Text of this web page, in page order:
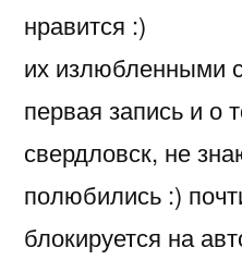
нравится :)
их излюбленными
первая запись и о
свердловск, не
полюбились :)
блокируется на